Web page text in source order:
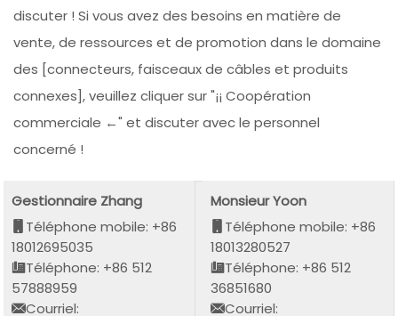
discuter ! Si vous avez des besoins en matière de
vente, de ressources et de promotion dans le domaine
des [connecteurs, faisceaux de câbles et produits
connexes], veuillez cliquer sur "¡¡ Coopération
commerciale ←" et discuter avec le personnel
concerné !
Gestionnaire Zhang
Téléphone mobile: +86
18012695035
Téléphone: +86 512
57888959
Courriel:
Monsieur Yoon
Téléphone mobile: +86
18013280527
Téléphone: +86 512
36851680
Courriel: